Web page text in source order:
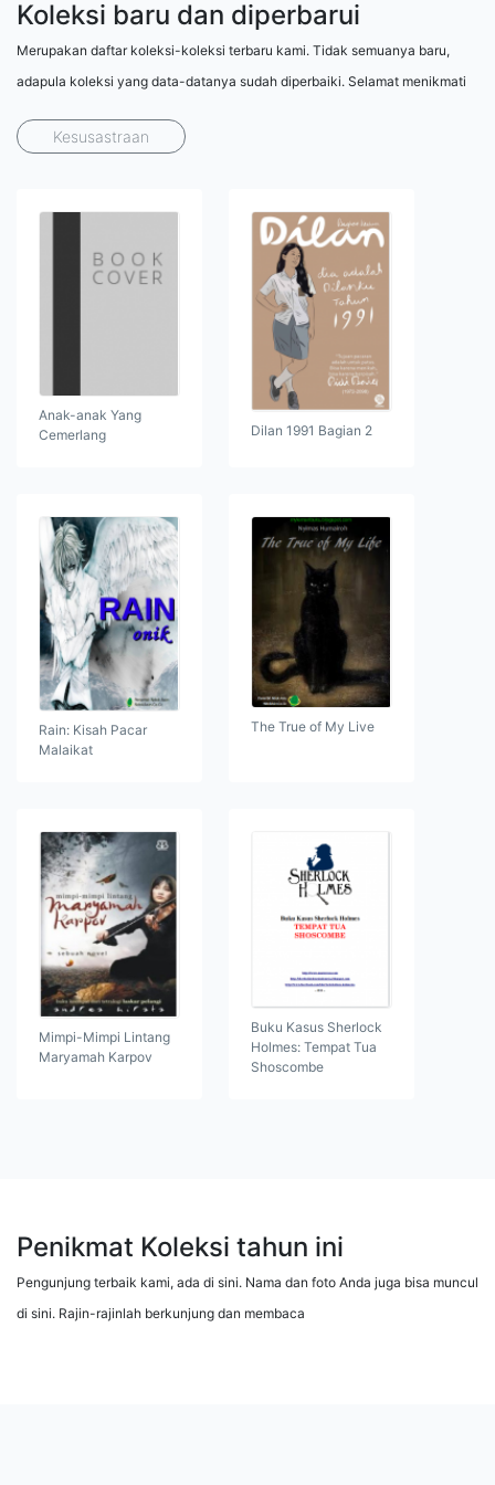
Koleksi baru dan diperbarui
Merupakan daftar koleksi-koleksi terbaru kami. Tidak semuanya baru,
adapula koleksi yang data-datanya sudah diperbaiki. Selamat menikmati
Kesusastraan
Anak-anak Yang
Cemerlang
Dilan 1991 Bagian 2
Rain: Kisah Pacar
Malaikat
The True of My Live
Mimpi-Mimpi Lintang
Maryamah Karpov
Buku Kasus Sherlock
Holmes: Tempat Tua
Shoscombe
Penikmat Koleksi tahun ini
Pengunjung terbaik kami, ada di sini. Nama dan foto Anda juga bisa muncul
di sini. Rajin-rajinlah berkunjung dan membaca